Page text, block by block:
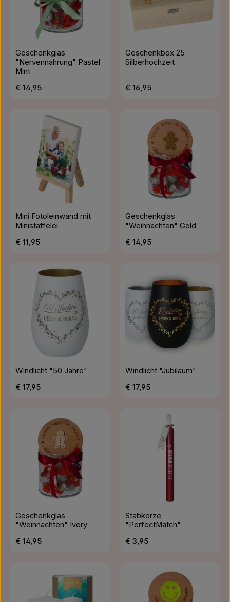
Geschenkglas
"Nervennahrung" Pastel
Mint
Regulärer Preis:
€ 14,95
Geschenkbox 25
Silberhochzeit
Regulärer Preis:
€ 16,95
Mini Fotoleinwand mit
Ministaffelei
Regulärer Preis:
€ 11,95
Geschenkglas
"Weihnachten" Gold
Regulärer Preis:
€ 14,95
Windlicht "50 Jahre"
Regulärer Preis:
€ 17,95
Windlicht "Jubiläum"
Regulärer Preis:
€ 17,95
Geschenkglas
"Weihnachten" Ivory
Regulärer Preis:
€ 14,95
Stabkerze
"PerfectMatch"
Regulärer Preis:
€ 3,95